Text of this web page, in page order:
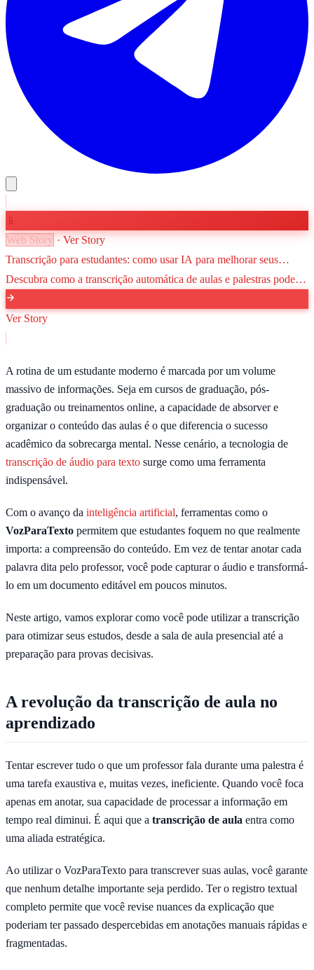
📱
Web Story · Ver Story
Transcrição para estudantes: como usar IA para melhorar seus
estudos
Descubra como a transcrição automática de aulas e palestras pode
transformar sua rotina acadêmica, facilitando revisões e a criação de
resumos eficientes com o apoio da inteligência artificial.
Ver Story
A rotina de um estudante moderno é marcada por um volume
massivo de informações. Seja em cursos de graduação, pós-
graduação ou treinamentos online, a capacidade de absorver e
organizar o conteúdo das aulas é o que diferencia o sucesso
acadêmico da sobrecarga mental. Nesse cenário, a tecnologia de
transcrição de áudio para texto surge como uma ferramenta
indispensável.
Com o avanço da inteligência artificial, ferramentas como o
VozParaTexto permitem que estudantes foquem no que realmente
importa: a compreensão do conteúdo. Em vez de tentar anotar cada
palavra dita pelo professor, você pode capturar o áudio e transformá-
lo em um documento editável em poucos minutos.
Neste artigo, vamos explorar como você pode utilizar a transcrição
para otimizar seus estudos, desde a sala de aula presencial até a
preparação para provas decisivas.
A revolução da transcrição de aula no
aprendizado
Tentar escrever tudo o que um professor fala durante uma palestra é
uma tarefa exaustiva e, muitas vezes, ineficiente. Quando você foca
apenas em anotar, sua capacidade de processar a informação em
tempo real diminui. É aqui que a transcrição de aula entra como
uma aliada estratégica.
Ao utilizar o VozParaTexto para transcrever suas aulas, você garante
que nenhum detalhe importante seja perdido. Ter o registro textual
completo permite que você revise nuances da explicação que
poderiam ter passado despercebidas em anotações manuais rápidas e
fragmentadas.